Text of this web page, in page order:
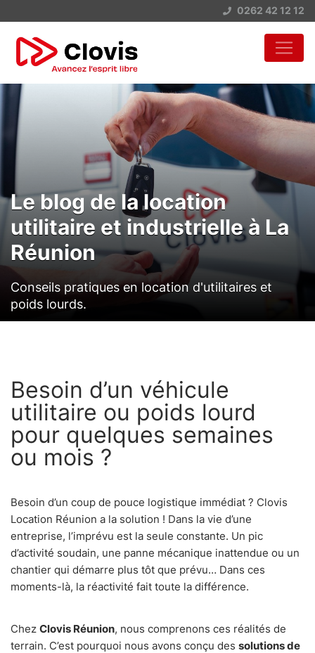
0262 42 12 12
Le blog de la location
utilitaire et industrielle à La
Réunion
Conseils pratiques en location d'utilitaires et
poids lourds.
Besoin d’un véhicule
utilitaire ou poids lourd
pour quelques semaines
ou mois ?
Besoin d’un coup de pouce logistique immédiat ? Clovis
Location Réunion a la solution ! Dans la vie d’une
entreprise, l’imprévu est la seule constante. Un pic
d’activité soudain, une panne mécanique inattendue ou un
chantier qui démarre plus tôt que prévu… Dans ces
moments-là, la réactivité fait toute la différence.
Chez Clovis Réunion, nous comprenons ces réalités de
terrain. C’est pourquoi nous avons conçu des solutions de